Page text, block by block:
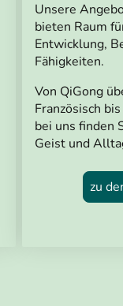
Unsere
bieten Raum
Entwicklung,
Fähigkeiten.
Von QiGong
Französisch
bei uns finden
Geist und
zu